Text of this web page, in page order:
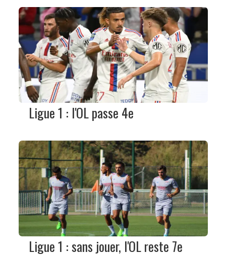
Ligue 1 : l'OL passe 4e
Ligue 1 : sans jouer, l'OL reste 7e